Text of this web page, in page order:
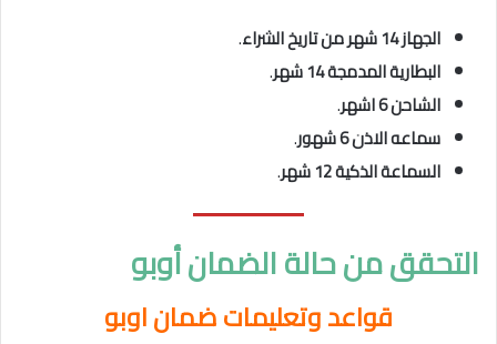
الجهاز 14 شهر من تاريخ الشراء
.
البطارية المدمجة 14 شهر
.
الشاحن 6 اشهر
.
سماعه الاذن 6 شهور
.
السماعة الذكية 12 شهر
.
التحقق من حالة الضمان أوبو
قواعد وتعليمات ضماناوبو